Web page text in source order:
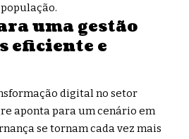
uma gestão
eficiente e
digital no setor
aponta para um cenário em
se tornam cada vez mais